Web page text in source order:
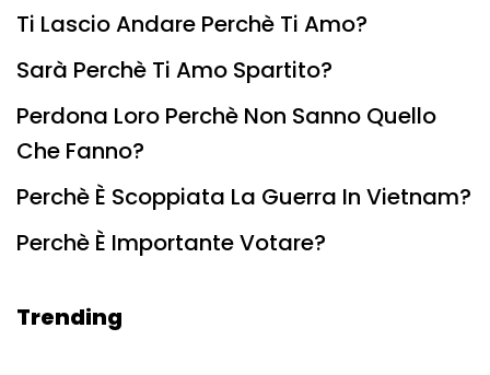
Ti Lascio Andare Perchè Ti Amo?
Sarà Perchè Ti Amo Spartito?
Perdona Loro Perchè Non Sanno Quello
Che Fanno?
Perchè È Scoppiata La Guerra In Vietnam?
Perchè È Importante Votare?
Trending